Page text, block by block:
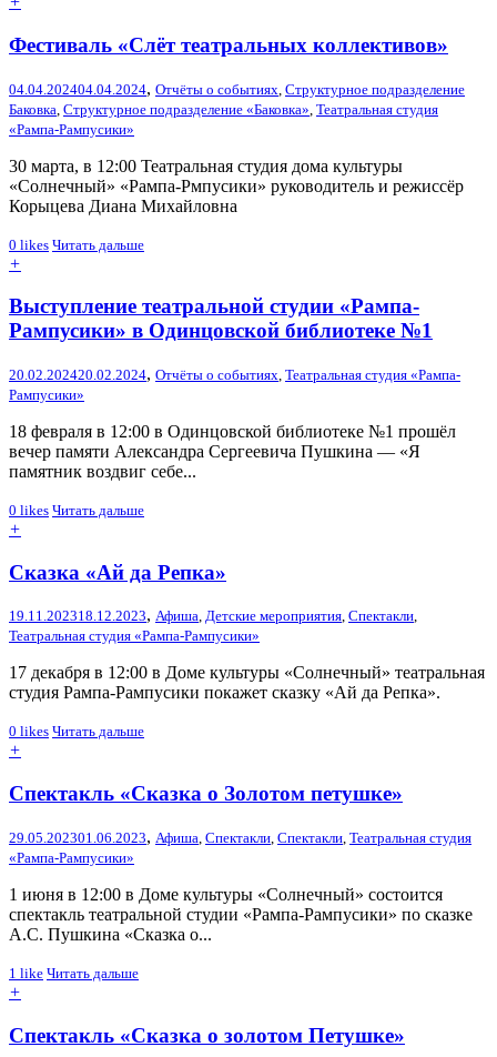
Фестиваль «Слёт театральных коллективов»
04.04.202404.04.2024, Отчёты о событиях Структурное подразделение
Баковка Структурное подразделение «Баковка» Театральная студия
«Рампа-Рампусики»
30 марта, в 12:00 Театральная студия дома культуры
«Солнечный» «Рампа-Рмпусики» руководитель и режиссёр
Корыцева Диана Михайловна
0 likes Читать дальше
+
Выступление театральной студии «Рампа-
Рампусики» в Одинцовской библиотеке №1
20.02.202420.02.2024, Отчёты о событиях, Театральная студия «Рампа-
Рампусики»
18 февраля в 12:00 в Одинцовской библиотеке №1 прошёл
вечер памяти Александра Сергеевича Пушкина — «Я
памятник воздвиг себе...
0 likes Читать дальше
+
Сказка «Ай да Репка»
19.11.202318.12.2023, Афиша, Детские мероприятия, Спектакли,
Театральная студия «Рампа-Рампусики»
17 декабря в 12:00 в Доме культуры «Солнечный» театральная
студия Рампа-Рампусики покажет сказку «Ай да Репка».
0 likes Читать дальше
+
Спектакль «Сказка о Золотом петушке»
29.05.202301.06.2023, Афиша Спектакли Спектакли Театральная студия
«Рампа-Рампусики»
1 июня в 12:00 в Доме культуры «Солнечный» состоится
спектакль театральной студии «Рампа-Рампусики» по сказке
А.С. Пушкина «Сказка о...
1 like Читать дальше
+
Спектакль «Сказка о золотом Петушке»